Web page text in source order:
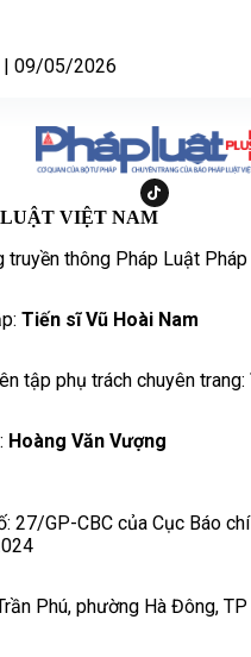
09/05/2026
LUẬT VIỆT NAM
truyền thông Pháp Luật
Tiến sĩ Vũ Hoài Nam
tập phụ trách chuyên trang:
Hoàng Văn Vượng
27/GP-CBC của Cục Báo
Phú, phường Hà Đông,